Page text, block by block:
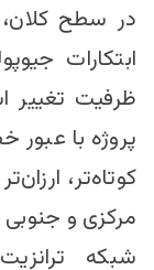
در سطح کلان،
ابتکارات
ظرفیت تغییر
پروژه با
کوتاه‌تر،
مرکزی و
شبکه